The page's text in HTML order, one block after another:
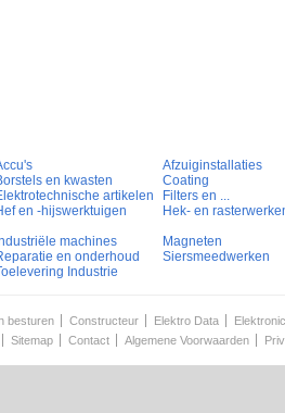
Afzuiginstallaties
en kwasten
Coating
artikelen
Filters en ...
en -hijswerktuigen
Hek- en
machines
Magneten
en onderhoud
Siersmeedwerken
Industrie
besturen Constructeur Elektro Data
Sitemap Contact Algemene Voorwaarden